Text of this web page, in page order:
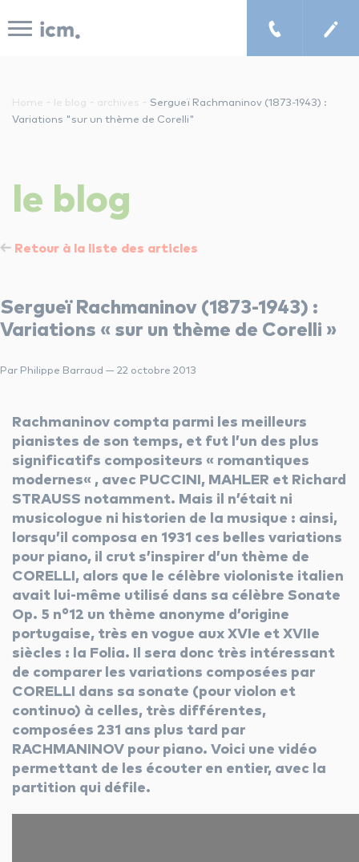
cours de musique à domicile
les tarifs
le blog
les métiers d’icm
offres d’emploi
contactez-nous !
facebook youtube linkedin
Home - le blog - archives - Sergueï Rachmaninov (1873-1943) :
Variations "sur un thème de Corelli"
le blog
Retour à la liste des articles
Sergueï Rachmaninov (1873-1943) :
Variations « sur un thème de Corelli »
Par Philippe Barraud — 22 octobre 2013
Rachmaninov compta parmi les meilleurs
pianistes de son temps, et fut l’un des plus
significatifs compositeurs « romantiques
modernes« , avec PUCCINI, MAHLER et Richard
STRAUSS notamment. Mais il n’était ni
musicologue ni historien de la musique : ainsi,
lorsqu’il composa en 1931 ces belles variations
pour piano, il crut s’inspirer d’un thème de
CORELLI, alors que le célèbre violoniste italien
avait lui-même utilisé dans sa célèbre Sonate
Op. 5 n°12 un thème anonyme d’origine
portugaise, très en vogue aux XVIe et XVIIe
siècles : la Folia. Il sera donc très intéressant
de comparer les variations composées par
CORELLI dans sa sonate (pour violon et
continuo) à celles, très différentes,
composées 231 ans plus tard par
RACHMANINOV pour piano. Voici une vidéo
permettant de les écouter en entier, avec la
partition qui défile.